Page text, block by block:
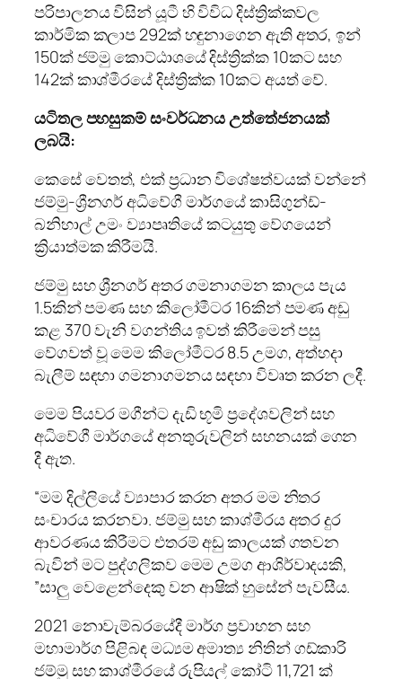
පරිපාලනය විසින් යූටී හි විවිධ දිස්ත්‍රික්කවල
කාර්මික කලාප 292ක් හඳුනාගෙන ඇති අතර, ඉන්
150ක් ජම්මු කොට්ඨාශයේ දිස්ත්‍රික්ක 10කට සහ
142ක් කාශ්මීරයේ දිස්ත්‍රික්ක 10කට අයත් වේ.
යටිතල පහසුකම් සංවර්ධනය උත්තේජනයක්
ලබයි:
කෙසේ වෙතත්, එක් ප්‍රධාන විශේෂත්වයක් වන්නේ
ජම්මු-ශ්‍රීනගර් අධිවේගී මාර්ගයේ කාසිගුන්ඩ්-
බනිහාල් උමං ව්‍යාපෘතියේ කටයුතු වේගයෙන්
ක්‍රියාත්මක කිරීමයි.
ජම්මු සහ ශ්‍රීනගර් අතර ගමනාගමන කාලය පැය
1.5කින් පමණ සහ කිලෝමීටර 16කින් පමණ අඩු
කළ 370 වැනි වගන්තිය ඉවත් කිරීමෙන් පසු
වේගවත් වූ මෙම කිලෝමීටර 8.5 උමග, අත්හදා
බැලීම් සඳහා ගමනාගමනය සඳහා විවෘත කරන ලදී.
මෙම පියවර මගීන්ට දැඩි භූමි ප්‍රදේශවලින් සහ
අධිවේගී මාර්ගයේ අනතුරුවලින් සහනයක් ගෙන
දී ඇත.
“මම දිල්ලියේ ව්‍යාපාර කරන අතර මම නිතර
සංචාරය කරනවා. ජම්මු සහ කාශ්මීරය අතර දුර
ආවරණය කිරීමට එතරම් අඩු කාලයක් ගතවන
බැවින් මට පුද්ගලිකව මෙම උමග ආශිර්වාදයකි,
”සාලු වෙළෙන්දෙකු වන ආෂික් හුසේන් පැවසීය.
2021 නොවැම්බරයේදී මාර්ග ප්‍රවාහන සහ
මහාමාර්ග පිළිබඳ මධ්‍යම අමාත්‍ය නිතින් ගඩ්කාරි
ජම්මු සහ කාශ්මීරයේ රුපියල් කෝටි 11,721 ක්